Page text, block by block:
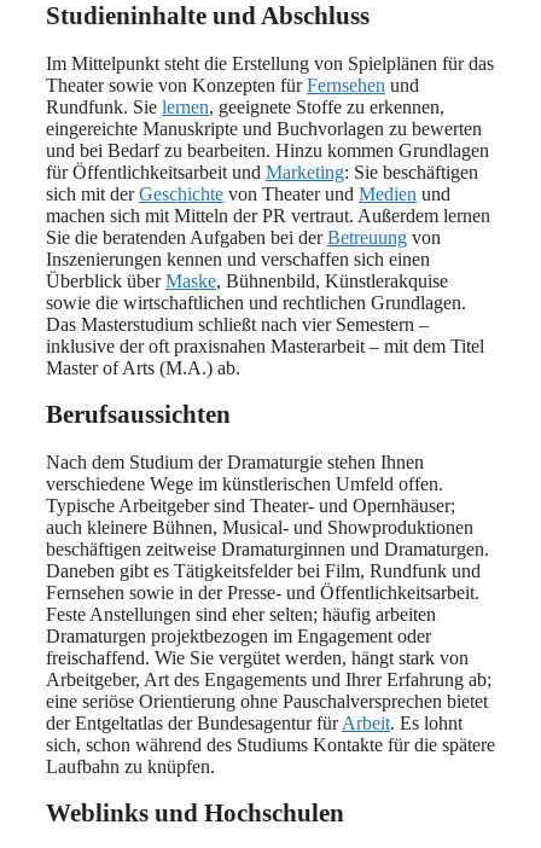
Studieninhalte und Abschluss
Im Mittelpunkt steht die Erstellung von Spielplänen für das
Theater sowie von Konzepten fürFernsehen und
Rundfunk. Sie lernen, geeignete Stoffe zu erkennen,
eingereichte Manuskripte und Buchvorlagen zu bewerten
und bei Bedarf zu bearbeiten. Hinzu kommen Grundlagen
für Öffentlichkeitsarbeit und Marketing: Sie beschäftigen
sich mit derGeschichte von Theater und Medien und
machen sich mit Mitteln der PR vertraut. Außerdem lernen
Sie die beratenden Aufgaben bei derBetreuung von
Inszenierungen kennen und verschaffen sich einen
Überblick überMaske, Bühnenbild, Künstlerakquise
sowie die wirtschaftlichen und rechtlichen Grundlagen.
Das Masterstudium schließt nach vier Semestern –
inklusive der oft praxisnahen Masterarbeit – mit dem Titel
Master of Arts (M.A.) ab.
Berufsaussichten
Nach dem Studium der Dramaturgie stehen Ihnen
verschiedene Wege im künstlerischen Umfeld offen.
Typische Arbeitgeber sind Theater- und Opernhäuser;
auch kleinere Bühnen, Musical- und Showproduktionen
beschäftigen zeitweise Dramaturginnen und Dramaturgen.
Daneben gibt es Tätigkeitsfelder bei Film, Rundfunk und
Fernsehen sowie in der Presse- und Öffentlichkeitsarbeit.
Feste Anstellungen sind eher selten; häufig arbeiten
Dramaturgen projektbezogen im Engagement oder
freischaffend. Wie Sie vergütet werden, hängt stark von
Arbeitgeber, Art des Engagements und Ihrer Erfahrung ab;
eine seriöse Orientierung ohne Pauschalversprechen bietet
der Entgeltatlas der Bundesagentur fürArbeit. Es lohnt
sich, schon während des Studiums Kontakte für die spätere
Laufbahn zu knüpfen.
Weblinks und Hochschulen